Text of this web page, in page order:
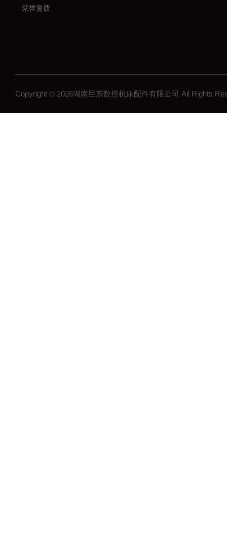
荣誉资质
Copyright © 2026湖南巨东数控机床配件有限公司 All Rights